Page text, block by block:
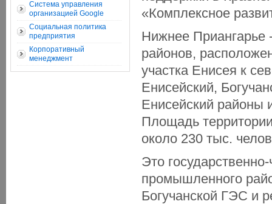
Система управления
организацией Google
Социальная политика
предприятия
Корпоративный
менеджмент
«Комплексное
Нижнее Приангарье
районов,
участка Енисея к
Енисейский,
Енисейский районы
Площадь
около 230 тыс.
Это
промышленного
Богучанской ГЭС и